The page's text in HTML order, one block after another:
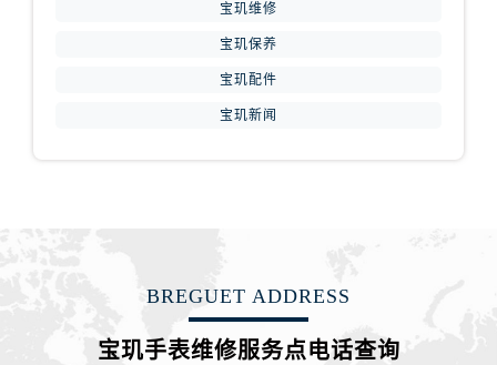
宝玑维修
宝玑保养
宝玑配件
宝玑新闻
BREGUET ADDRESS
宝玑手表维修服务点电话查询